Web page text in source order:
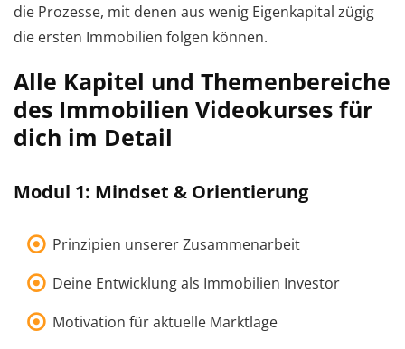
die Prozesse, mit denen aus wenig Eigenkapital zügig
die ersten Immobilien folgen können.
Alle Kapitel und Themenbereiche
des Immobilien Videokurses für
dich im Detail
Modul 1: Mindset & Orientierung
Prinzipien unserer Zusammenarbeit
Deine Entwicklung als Immobilien Investor
Motivation für aktuelle Marktlage